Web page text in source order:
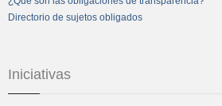
Directorio de sujetos obligados
Iniciativas